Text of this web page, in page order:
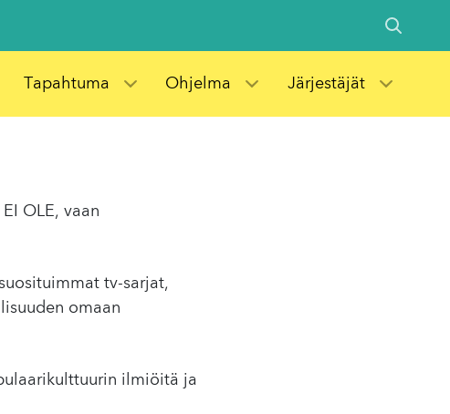
Tapahtuma Ohjelma Järjestäjät
OLE, vaan
tv-sarjat,
omaan
ilmiöitä ja